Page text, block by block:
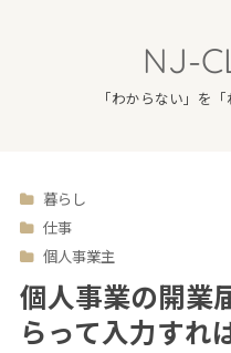
NJ-
「わからない」を
暮らし
仕事
個人事業主
個人事業の開業
らって入力すれ